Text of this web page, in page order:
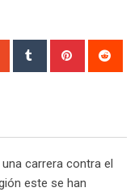
StumbleUpon
Tumblr Pinterest
carrera contra el
este se han